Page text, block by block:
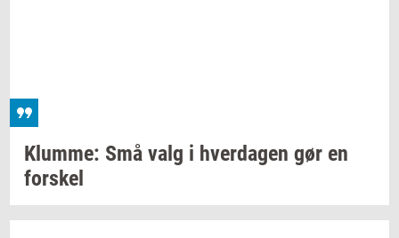
Klum­me: Små valg i hver­da­gen gør en
for­skel